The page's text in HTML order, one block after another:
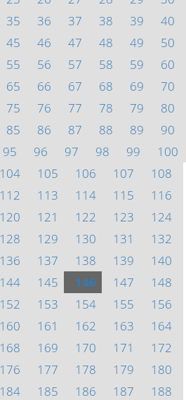
35 36 37 38 39
40
45 46 47 48 49
50
55 56 57 58 59
60
65 66 67 68 69
70
75 76 77 78 79
80
85 86 87 88 89
90
95 96 97 98 99
100
104 105 106 107
108
112 113 114 115
116
120 121 122 123
124
128 129 130 131
132
136 137 138 139
140
144 145 146 147
148
152 153 154 155
156
160 161 162 163
164
168 169 170 171
172
176 177 178 179
180
184 185 186 187
188